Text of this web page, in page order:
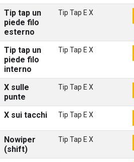
Tip tap un
piede filo
esterno
Tip Tap E X
Tip tap un
piede filo
interno
Tip Tap E X
X sulle
punte
Tip Tap E X
X sui tacchi Tip Tap E X
Nowiper
(shift)
Tip Tap E X